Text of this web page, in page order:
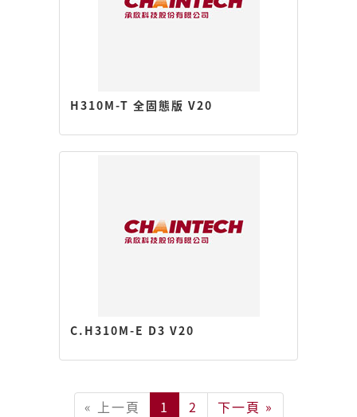
H310M-T 全固態版 V20
C.H310M-E D3 V20
« 上一頁 1 2 下一頁 »